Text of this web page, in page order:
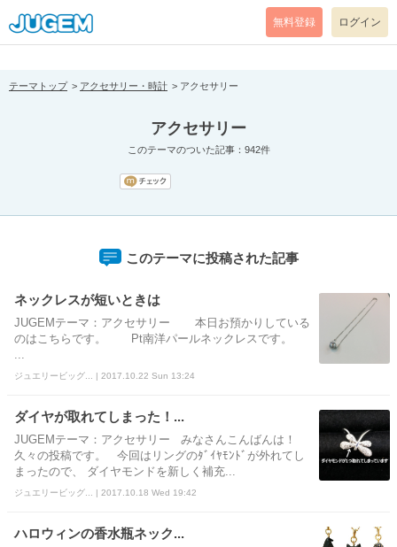
[pear_error: message="Success" code=0 mode=return level=notice
prefix="" info=""]
無料登録 ログイン
テーマトップ アクセサリー・時計 アクセサリー
アクセサリー
このテーマのついた記事：942件
このテーマに投稿された記事
ネックレスが短いときは
JUGEMテーマ：アクセサリー 本日お預かりしている
のはこちらです。 Pt南洋パールネックレスです。
ジュエリービッグ... | 2017.10.22 Sun 13:24
ダイヤが取れてしまった！...
JUGEMテーマ：アクセサリー みなさんこんばんは！
久々の投稿です。 今回はリングのﾀﾞｲﾔﾓﾝﾄﾞが外れてし
まったので、 ダイヤモンドを新しく補充...
ジュエリービッグ... | 2017.10.18 Wed 19:42
ハロウィンの香水瓶ネック...